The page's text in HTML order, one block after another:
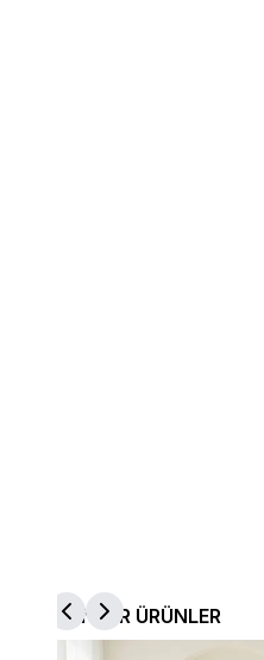
BENZER ÜRÜNLER